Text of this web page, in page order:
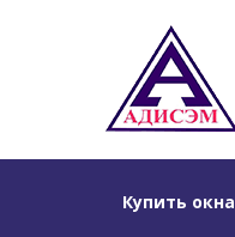
Купить окна